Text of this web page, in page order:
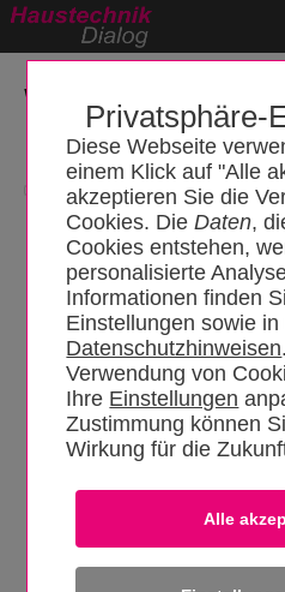
Privatsphäre-
Diese Webseite
einem Klick auf "Alle
akzeptieren Sie die
Cookies. DieDaten,
Cookies entstehen,
personalisierte
Informationen finden
Einstellungen sowie in
Datenschutzhinweisen
Verwendung von
Ihre Einstellungen
Zustimmung können
Wirkung für die
Videos
Zur Herstellerübersicht
Intersolar 2009 - SolarWorld
Autor: Redaktion
Beschreibung:
Intersolar 2009 - SolarWorld